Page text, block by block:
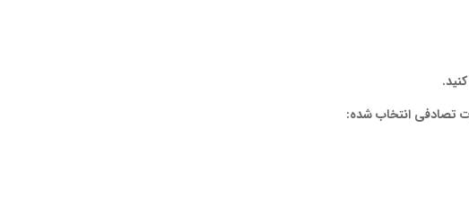
تصادفی انتخاب شده: